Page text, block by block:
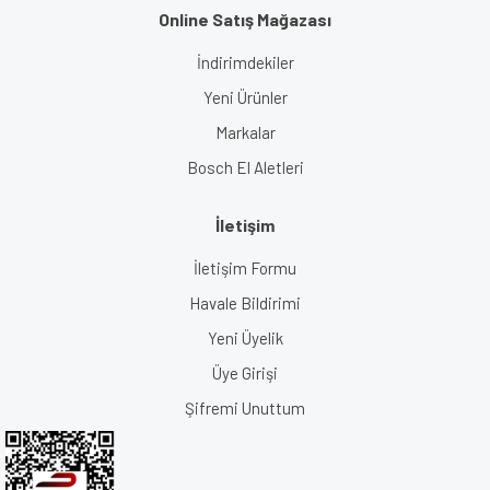
Online Satış Mağazası
İndirimdekiler
Yeni Ürünler
Markalar
Bosch El Aletleri
İletişim
İletişim Formu
Havale Bildirimi
Yeni Üyelik
Üye Girişi
Şifremi Unuttum